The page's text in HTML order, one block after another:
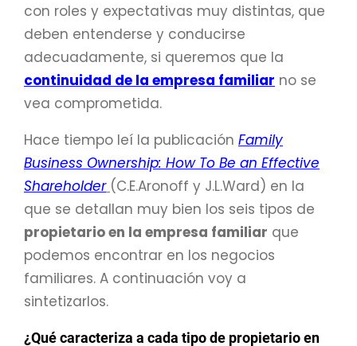
con roles y expectativas muy distintas, que
deben entenderse y conducirse
adecuadamente, si queremos que la
continuidad de la empresa familiar no se
vea comprometida.
Hace tiempo leí la publicación Family
Business Ownership: How To Be an Effective
Shareholder (C.E.Aronoff y J.L.Ward) en la
que se detallan muy bien los seis tipos de
propietario en la empresa familiar que
podemos encontrar en los negocios
familiares. A continuación voy a
sintetizarlos.
¿Qué caracteriza a cada tipo de propietario en